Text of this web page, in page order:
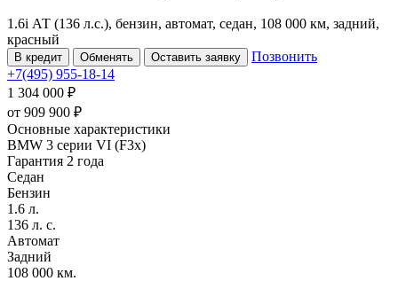
1.6i АТ (136 л.с.), бензин, автомат, седан, 108 000 км, задний,
красный
В кредит Обменять Оставить заявку
Позвонить
+7(495) 955-18-14
1 304 000 ₽
от 909 900 ₽
Основные характеристики
BMW 3 серии VI (F3x)
Гарантия 2 года
Седан
Бензин
1.6 л.
136 л. с.
Автомат
Задний
108 000 км.